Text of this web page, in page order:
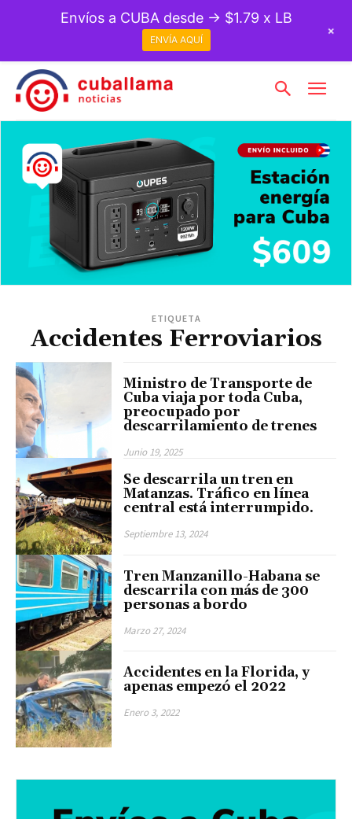
ETIQUETA
Accidentes Ferroviarios
Ministro de Transporte de
Cuba viaja por toda Cuba,
preocupado por
descarrilamiento de trenes
Junio 19, 2025
Se descarrila un tren en
Matanzas. Tráfico en línea
central está interrumpido.
Septiembre 13, 2024
Tren Manzanillo-Habana se
descarrila con más de 300
personas a bordo
Marzo 27, 2024
Accidentes en la Florida, y
apenas empezó el 2022
Enero 3, 2022
Envíos a CUBA desde → $1.79 x LB
ENVÍA AQUÍ
+